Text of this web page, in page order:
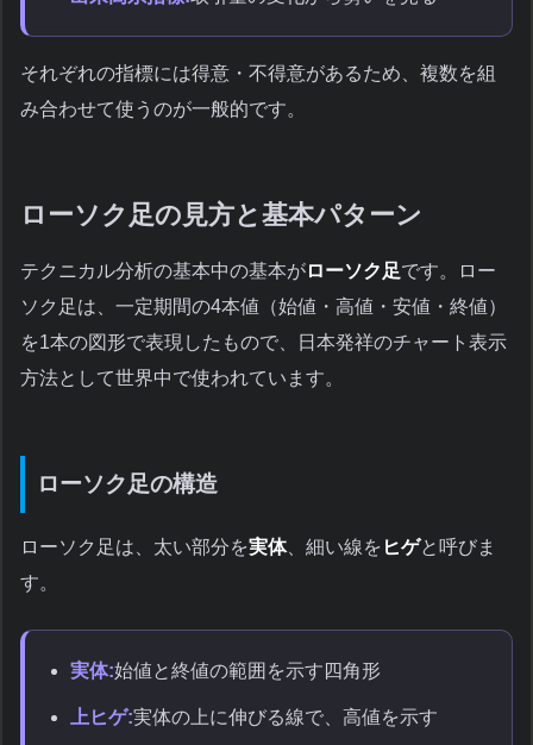
それぞれの指標には得意・不得意があるため、複数を組
み合わせて使うのが一般的です。
ローソク足の見方と基本パターン
テクニカル分析の基本中の基本がローソク足です。ロー
ソク足は、一定期間の4本値（始値・高値・安値・終値）
を1本の図形で表現したもので、日本発祥のチャート表示
方法として世界中で使われています。
ローソク足の構造
ローソク足は、太い部分を実体、細い線を ヒゲと呼びま
す。
実体:始値と終値の範囲を示す四角形
上ヒゲ:実体の上に伸びる線で、高値を示す